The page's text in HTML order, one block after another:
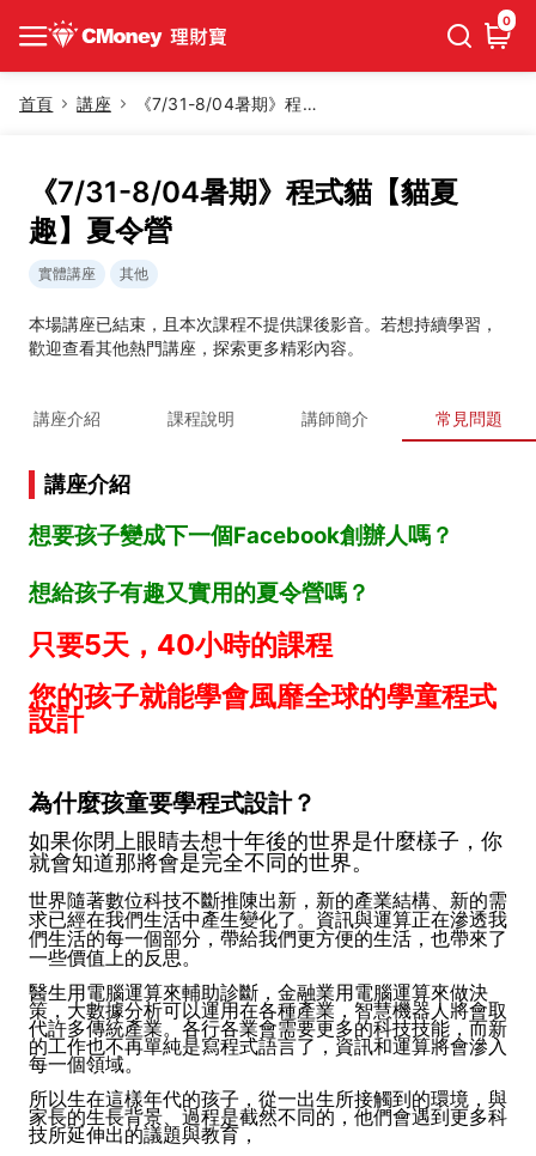
0
首頁 講座 《7/31-8/04暑期》程式貓【貓夏趣】夏令營
《7/31-8/04暑期》程式貓【貓夏
趣】夏令營
實體講座 其他
本場講座已結束，且本次課程不提供課後影音。若想持續學習，
歡迎查看其他熱門講座，探索更多精彩內容。
講座介紹 課程說明 講師簡介 常見問題
講座介紹
想要孩子變成下一個Facebook創辦人嗎？
想給孩子有趣又實用的夏令營嗎？
只要5天，40小時的課程
您的孩子就能學會風靡全球的學童程式
設計
為什麼孩童要學程式設計？
如果你閉上眼睛去想十年後的世界是什麼樣子，你
就會知道那將會是完全不同的世界。
世界隨著數位科技不斷推陳出新，新的產業結構、新的需
求已經在我們生活中產生變化了。資訊與運算正在滲透我
們生活的每一個部分，帶給我們更方便的生活，也帶來了
一些價值上的反思。
醫生用電腦運算來輔助診斷，金融業用電腦運算來做決
策，大數據分析可以運用在各種產業，智慧機器人將會取
代許多傳統產業。各行各業會需要更多的科技技能，而新
的工作也不再單純是寫程式語言了，資訊和運算將會滲入
每一個領域。
所以生在這樣年代的孩子，從一出生所接觸到的環境，與
家長的生長背景、過程是截然不同的，他們會遇到更多科
技所延伸出的議題與教育，